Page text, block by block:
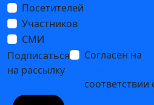
Посетителей
Участников
СМИ
Подписаться
на рассылку
Согласен на
соответствии